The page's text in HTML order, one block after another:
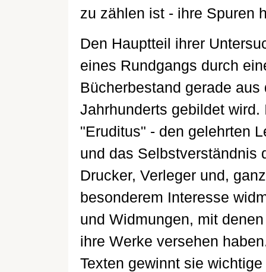
zu zählen ist - ihre Spuren
Den Hauptteil ihrer
eines Rundgangs durch
Bücherbestand gerade
Jahrhunderts gebildet
"Eruditus" - den gelehrten
und das Selbstverständnis
Drucker, Verleger und,
besonderem Interesse
und Widmungen, mit
ihre Werke versehen
Texten gewinnt sie